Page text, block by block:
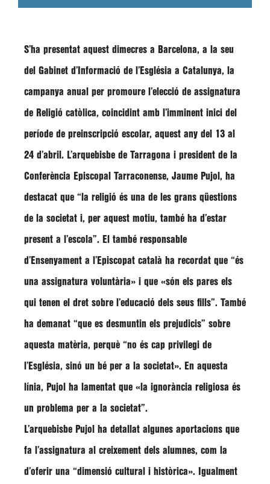
S’ha presentat aquest dimecres a Barcelona, a la seu
del Gabinet d’Informació de l’Església a Catalunya, la
campanya anual per promoure l’elecció de assignatura
de Religió catòlica, coincidint amb l’imminent inici del
període de preinscripció escolar, aquest any del 13 al
24 d’abril. L’arquebisbe de Tarragona i president de la
Conferència Episcopal Tarraconense, Jaume Pujol , ha
destacat que “la religió és una de les grans qüestions
de la societat i, per aquest motiu, també ha d’estar
present a l’escola”. El també responsable
d’Ensenyament a l’Episcopat català ha recordat que “és
una assignatura voluntària» i que «són els pares els
qui tenen el dret sobre l’educació dels seus fills”. També
ha demanat “que es desmuntin els prejudicis” sobre
aquesta matèria, perquè “no és cap privilegi de
l’Església, sinó un bé per a la societat». En aquesta
línia, Pujol ha lamentat que « la ignorància religiosa és
un problema per a la societat”.
L’arquebisbe Pujol ha detallat algunes aportacions que
fa l’assignatura al creixement dels alumnes, com la
d’oferir una “dimensió cultural i històrica». Igualment